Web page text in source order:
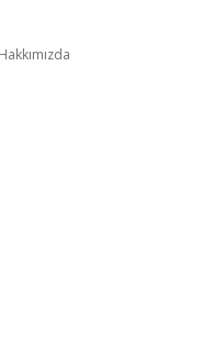
Hakkımızda